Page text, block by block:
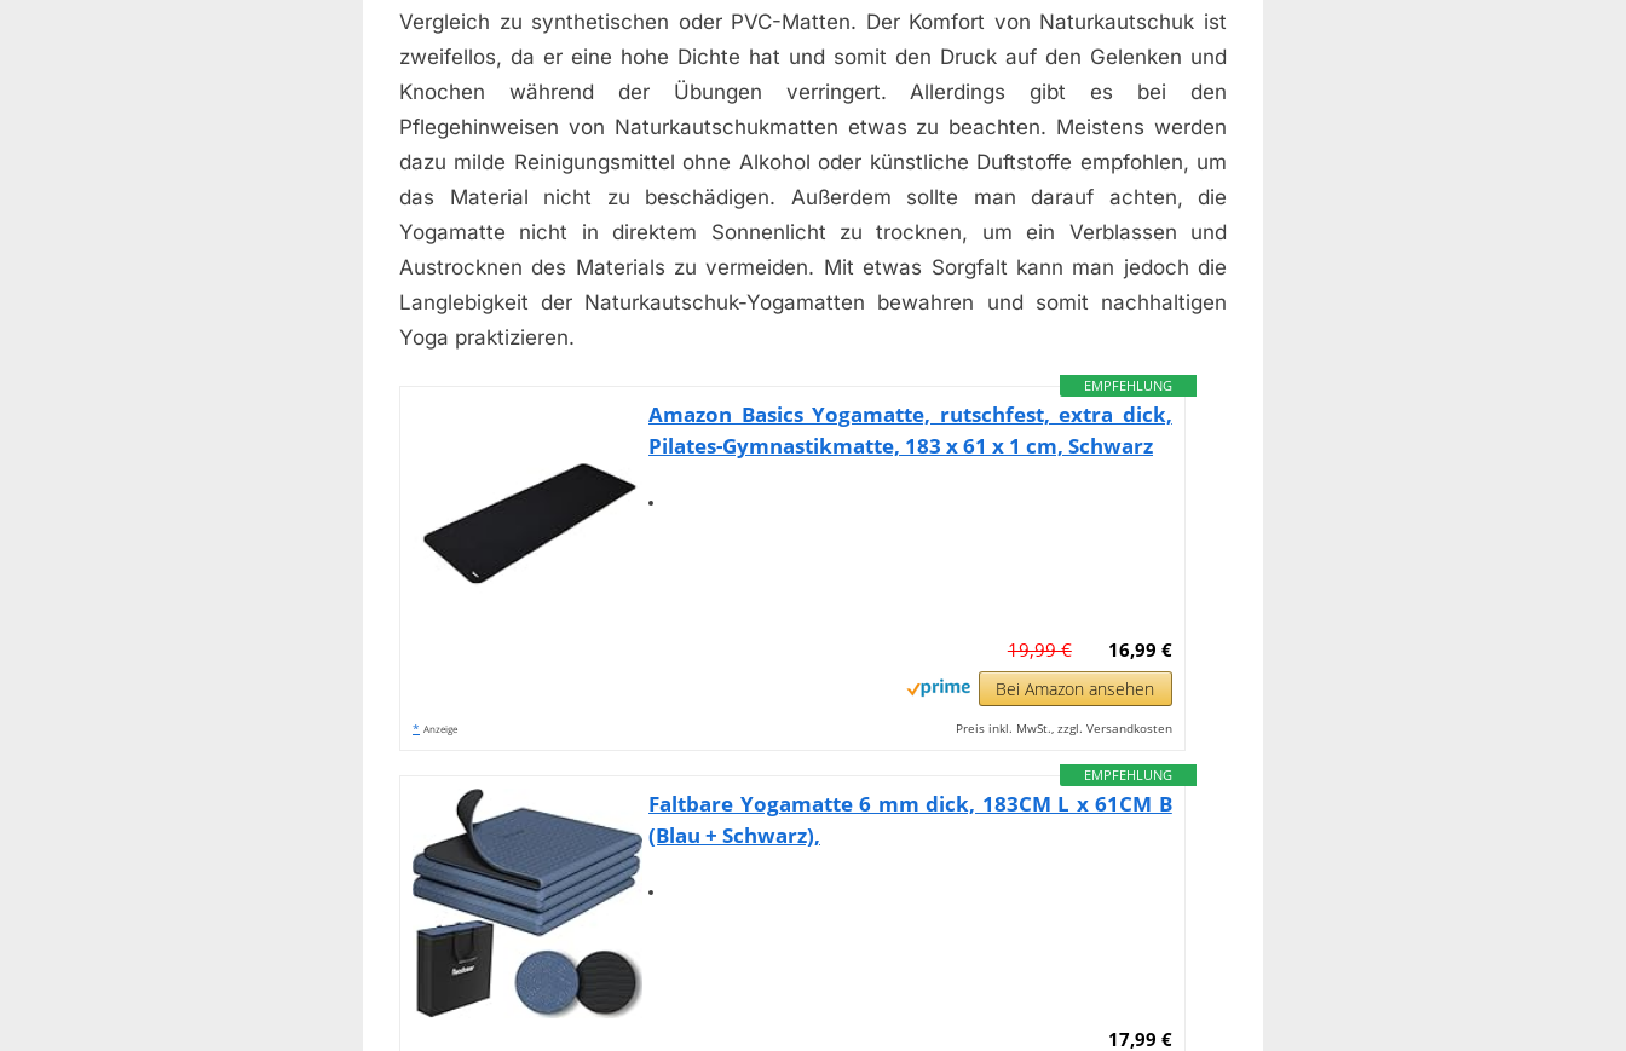
Vergleich zu synthetischen oder PVC-Matten. Der Komfort von Naturkautschuk ist
zweifellos, da er eine hohe Dichte hat und somit den Druck auf den Gelenken und
Knochen während der Übungen verringert. Allerdings gibt es bei den
Pflegehinweisen von Naturkautschukmatten etwas zu beachten. Meistens werden
dazu milde Reinigungsmittel ohne Alkohol oder künstliche Duftstoffe empfohlen, um
das Material nicht zu beschädigen. Außerdem sollte man darauf achten, die
Yogamatte nicht in direktem Sonnenlicht zu trocknen, um ein Verblassen und
Austrocknen des Materials zu vermeiden. Mit etwas Sorgfalt kann man jedoch die
Langlebigkeit der Naturkautschuk-Yogamatten bewahren und somit nachhaltigen
Yoga praktizieren.
EMPFEHLUNG
Amazon Basics Yogamatte, rutschfest, extra dick,
Pilates-Gymnastikmatte, 183 x 61 x 1 cm, Schwarz
16,99 €
19,99 €
Bei Amazon ansehen
* Anzeige Preis inkl. MwSt., zzgl. Versandkosten
EMPFEHLUNG
Faltbare Yogamatte 6 mm dick, 183CM L x 61CM B
(Blau + Schwarz),
17,99 €